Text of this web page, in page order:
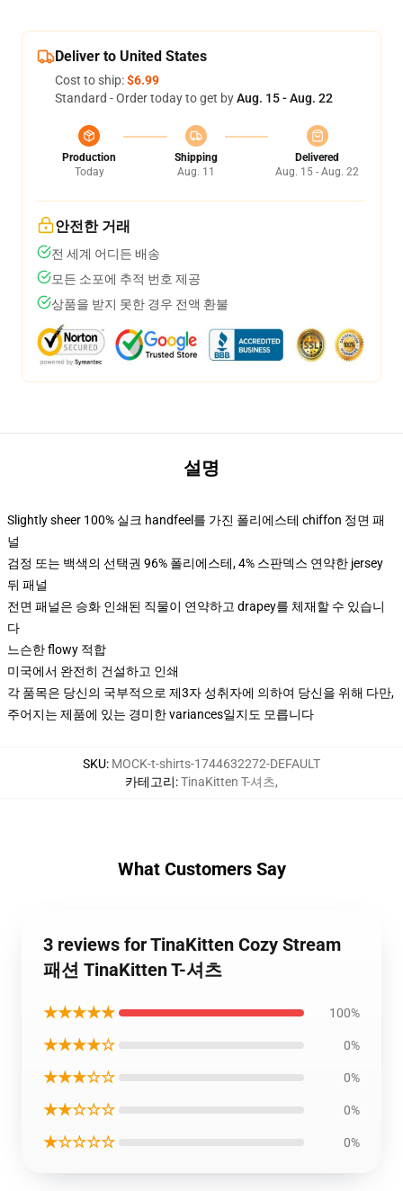
Deliver to United States
Cost to ship:$6.99
Standard - Order today to get byAug. 15 - Aug. 22
Production
Today
Shipping
Aug. 11
Delivered
Aug. 15 - Aug. 22
안전한 거래
전 세계 어디든 배송
모든 소포에 추적 번호 제공
상품을 받지 못한 경우 전액 환불
설명
Slightly sheer 100% 실크 handfeel를 가진 폴리에스테 chiffon 정면 패
널
검정 또는 백색의 선택권 96% 폴리에스테, 4% 스판덱스 연약한 jersey
뒤 패널
전면 패널은 승화 인쇄된 직물이 연약하고 drapey를 체재할 수 있습니
다
느슨한 flowy 적합
미국에서 완전히 건설하고 인쇄
각 품목은 당신의 국부적으로 제3자 성취자에 의하여 당신을 위해 다만,
주어지는 제품에 있는 경미한 variances일지도 모릅니다
SKU: MOCK-t-shirts-1744632272-DEFAULT
카테고리:TinaKitten T-셔츠,
What Customers Say
3 reviews for TinaKitten Cozy Stream
패션 TinaKitten T-셔츠
★★★★★ 100%
★★★★☆ 0%
★★★☆☆ 0%
★★☆☆☆ 0%
★☆☆☆☆ 0%